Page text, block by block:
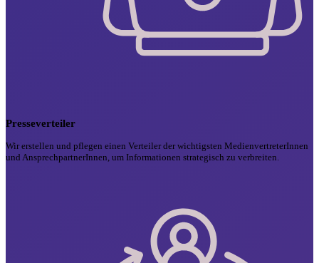
Presseverteiler
Wir erstellen und pflegen einen Verteiler der wichtigsten MedienvertreterInnen
und AnsprechpartnerInnen, um Informationen strategisch zu verbreiten.